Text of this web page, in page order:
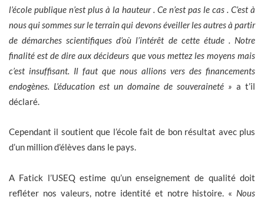
l’école publique n’est plus à la hauteur . Ce n’est pas le cas . C’est à
nous qui sommes sur le terrain qui devons éveiller les autres à partir
de démarches scientifiques d’où l’intérêt de cette étude . Notre
finalité est de dire aux décideurs que vous mettez les moyens mais
c’est insuffisant. Il faut que nous allions vers des financements
endogènes. L’éducation est un domaine de souveraineté » a t’il
déclaré.
Cependant il soutient que l’école fait de bon résultat avec plus
d’un million d’élèves dans le pays.
A Fatick l’USEQ estime qu’un enseignement de qualité doit
refléter nos valeurs, notre identité et notre histoire. « Nous